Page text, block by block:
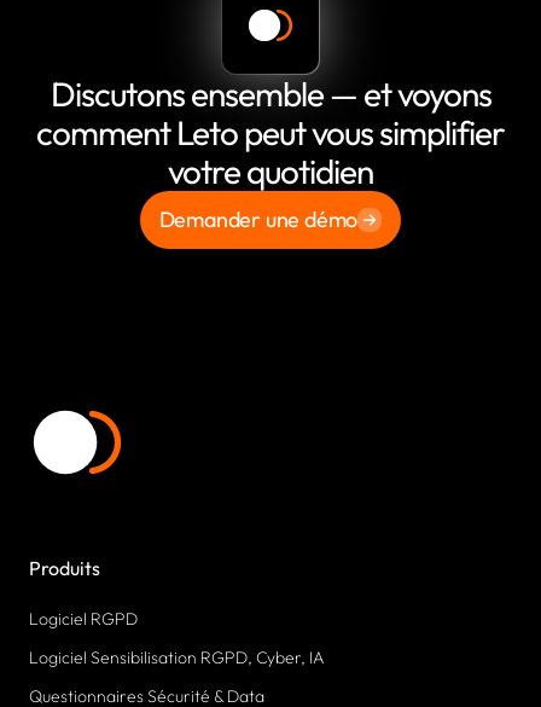
Discutons ensemble — et voyons
comment Leto peut vous simplifier
votre quotidien
Demander une démo
Produits
Logiciel RGPD
Logiciel Sensibilisation RGPD, Cyber, IA
Questionnaires Sécurité & Data